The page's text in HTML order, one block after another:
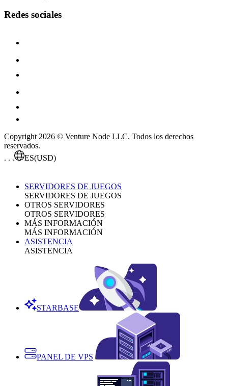
Redes sociales
Copyright 2026 © Venture Node LLC. Todos los derechos
reservados.
. . .
ES(USD)
SERVIDORES DE JUEGOS
SERVIDORES DE JUEGOS
OTROS SERVIDORES
OTROS SERVIDORES
MÁS INFORMACIÓN
MÁS INFORMACIÓN
ASISTENCIA
ASISTENCIA
STARBASE
PANEL DE VPS